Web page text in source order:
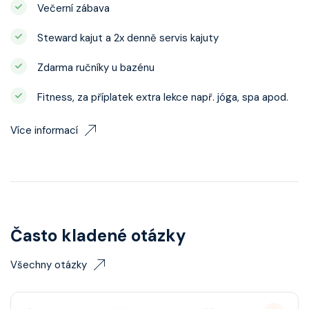
Večerní zábava
Steward kajut a 2x denně servis kajuty
Zdarma ručníky u bazénu
Fitness, za příplatek extra lekce např. jóga, spa apod.
Více informací
Často kladené otázky
Všechny otázky